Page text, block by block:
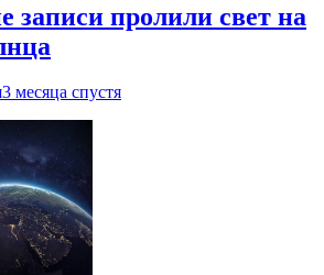
записи пролили свет на
3 месяца спустя